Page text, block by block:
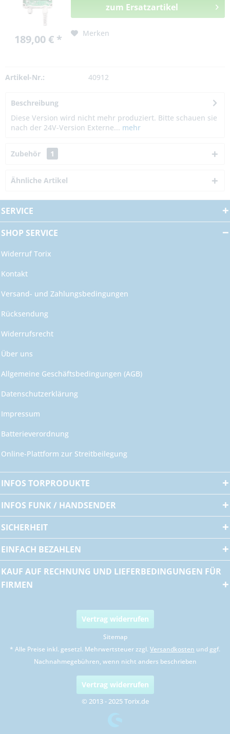
189,00 € *
zum Ersatzartikel
Merken
Artikel-Nr.: 40912
Beschreibung
Diese Version wird nicht mehr produziert. Bitte schauen sie
nach der 24V-Version Externe... mehr
Zubehör 1
Ähnliche Artikel
SERVICE
SHOP SERVICE
Widerruf Torix
Kontakt
Versand- und Zahlungsbedingungen
Rücksendung
Widerrufsrecht
Über uns
Allgemeine Geschäftsbedingungen (AGB)
Datenschutzerklärung
Impressum
Batterieverordnung
Online-Plattform zur Streitbeilegung
INFOS TORPRODUKTE
INFOS FUNK / HANDSENDER
SICHERHEIT
EINFACH BEZAHLEN
KAUF AUF RECHNUNG UND LIEFERBEDINGUNGEN FÜR
FIRMEN
Vertrag widerrufen
Sitemap
* Alle Preise inkl. gesetzl. Mehrwertsteuer zzgl. Versandkosten und ggf.
Nachnahmegebühren, wenn nicht anders beschrieben
Vertrag widerrufen
© 2013 - 2025 Torix.de